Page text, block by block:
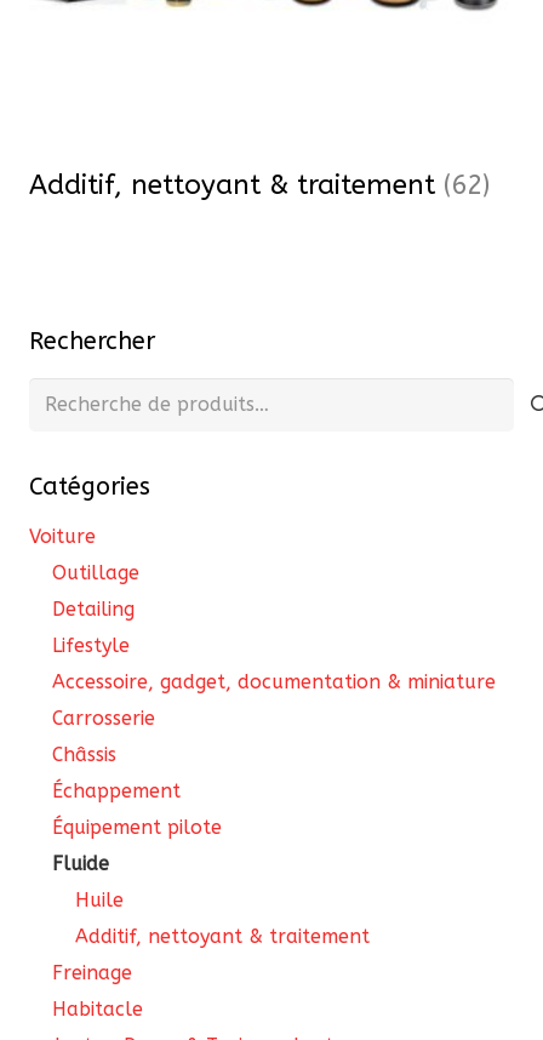
Additif, nettoyant & traitement (62)
Rechercher
Recherche
Catégories
Voiture
Outillage
Detailing
Lifestyle
Accessoire, gadget, documentation & miniature
Carrosserie
Châssis
Échappement
Équipement pilote
Fluide
Huile
Additif, nettoyant & traitement
Freinage
Habitacle